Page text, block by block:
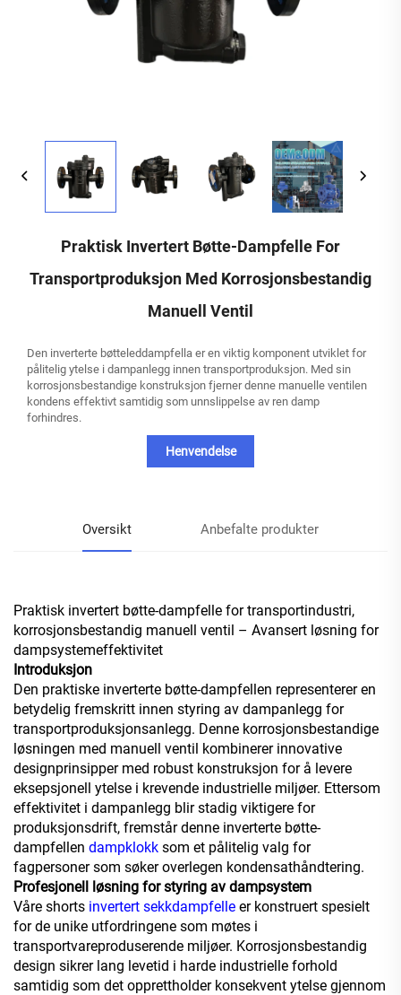
Praktisk Invertert Bøtte-Dampfelle For
Transportproduksjon Med Korrosjonsbestandig
Manuell Ventil
Den inverterte bøtteleddampfella er en viktig komponent utviklet for
pålitelig ytelse i dampanlegg innen transportproduksjon. Med sin
korrosjonsbestandige konstruksjon fjerner denne manuelle ventilen
kondens effektivt samtidig som unnslippelse av ren damp
forhindres.
Henvendelse
Oversikt Anbefalte produkter
Praktisk invertert bøtte-dampfelle for transportindustri,
korrosjonsbestandig manuell ventil – Avansert løsning for
dampsystemeffektivitet
Introduksjon
Den praktiske inverterte bøtte-dampfellen representerer en
betydelig fremskritt innen styring av dampanlegg for
transportproduksjonsanlegg. Denne korrosjonsbestandige
løsningen med manuell ventil kombinerer innovative
designprinsipper med robust konstruksjon for å levere
eksepsjonell ytelse i krevende industrielle miljøer. Ettersom
effektivitet i dampanlegg blir stadig viktigere for
produksjonsdrift, fremstår denne inverterte bøtte-
dampfellen dampklokk som et pålitelig valg for
fagpersoner som søker overlegen kondensathåndtering.
Profesjonell løsning for styring av dampsystem
Våre shorts invertert sekkdampfelle er konstruert spesielt
for de unike utfordringene som møtes i
transportvareproduserende miljøer. Korrosjonsbestandig
design sikrer lang levetid i harde industrielle forhold
samtidig som det opprettholder konsekvent ytelse gjennom